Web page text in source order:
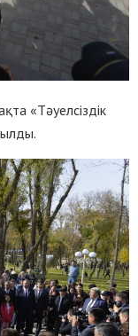
«Тәуелсіздік